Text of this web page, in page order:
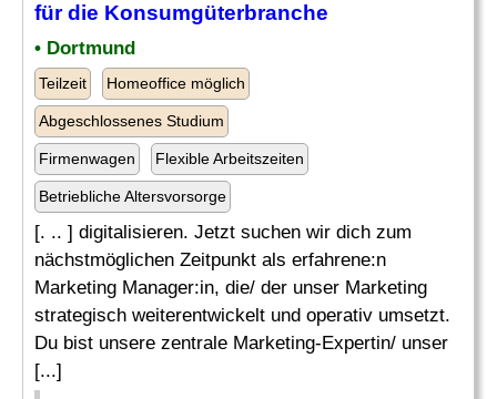
für die Konsumgüterbranche
• Dortmund
Teilzeit Homeoffice möglich
Abgeschlossenes Studium
Firmenwagen Flexible Arbeitszeiten
Betriebliche Altersvorsorge
[. .. ] digitalisieren. Jetzt suchen wir dich zum
nächstmöglichen Zeitpunkt als erfahrene:n
Marketing Manager:in, die/ der unser Marketing
strategisch weiterentwickelt und operativ umsetzt.
Du bist unsere zentrale Marketing-Expertin/ unser
[...]